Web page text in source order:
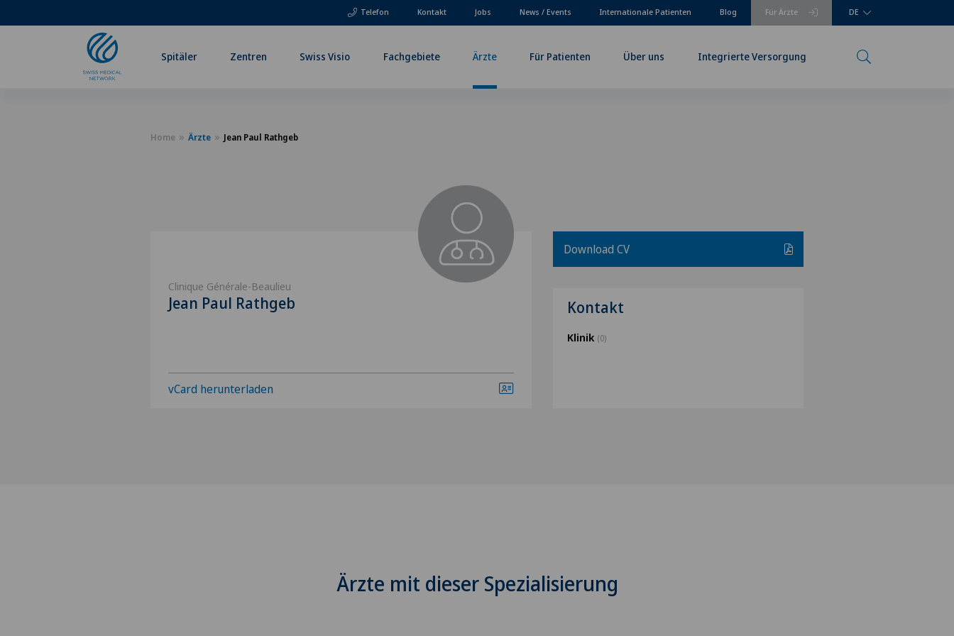
Telefon Für Ärzte
Kontakt Jobs News / Events Internationale Patienten Blog DE
Spitäler Zentren Swiss Visio Fachgebiete Ärzte Für Patienten Über uns Integrierte Versorgung
Home Ärzte Jean Paul Rathgeb
Clinique Générale-Beaulieu
Jean Paul Rathgeb
vCard herunterladen
Download CV
Kontakt
Klinik (0)
Ärzte mit dieser Spezialisierung